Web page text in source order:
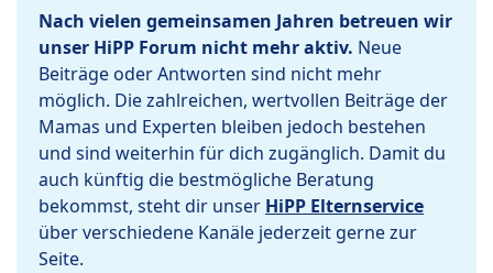
Nach vielen gemeinsamen Jahren betreuen wir
unser HiPP Forum nicht mehr aktiv. Neue
Beiträge oder Antworten sind nicht mehr
möglich. Die zahlreichen, wertvollen Beiträge der
Mamas und Experten bleiben jedoch bestehen
und sind weiterhin für dich zugänglich. Damit du
auch künftig die bestmögliche Beratung
bekommst, steht dir unser HiPP Elternservice
über verschiedene Kanäle jederzeit gerne zur
Seite.